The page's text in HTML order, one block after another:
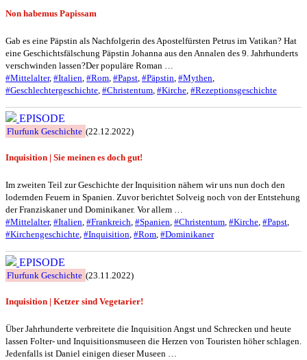
Non habemus Papissam
Gab es eine Päpstin als Nachfolgerin des Apostelfürsten Petrus im Vatikan? Hat
eine Geschichtsfälschung Päpstin Johanna aus den Annalen des 9. Jahrhunderts
verschwinden lassen?Der populäre Roman …
#Mittelalter, #Italien, #Rom, #Papst, #Päpstin, #Mythen,
#Geschlechtergeschichte, #Christentum, #Kirche, #Rezeptionsgeschichte
EPISODE
Flurfunk Geschichte (22.12.2022)
Inquisition | Sie meinen es doch gut!
Im zweiten Teil zur Geschichte der Inquisition nähern wir uns nun doch den
lodernden Feuern in Spanien. Zuvor berichtet Solveig noch von der Entstehung
der Franziskaner und Dominikaner. Vor allem …
#Mittelalter, #Italien, #Frankreich, #Spanien, #Christentum, #Kirche, #Papst,
#Kirchengeschichte, #Inquisition, #Rom, #Dominikaner
EPISODE
Flurfunk Geschichte (23.11.2022)
Inquisition | Ketzer sind Vegetarier!
Über Jahrhunderte verbreitete die Inquisition Angst und Schrecken und heute
lassen Folter- und Inquisitionsmuseen die Herzen von Touristen höher schlagen.
Jedenfalls ist Daniel einigen dieser Museen …